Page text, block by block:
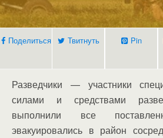
Поделиться Твитнуть Pin
Разведчики — участники
силами и средствами
выполнили все
эвакуировались в район